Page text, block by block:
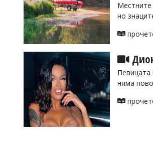
Местните
но
Певицата
няма